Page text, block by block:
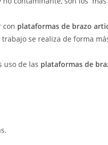
con plataformas de brazo
trabajo se realiza de forma
uso de las plataformas de